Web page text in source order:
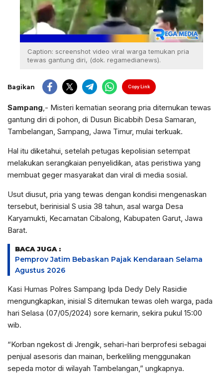
Caption: screenshot video viral warga temukan pria
tewas gantung diri, (dok. regamedianews).
Bagikan Copy Link
Sampang,- Misteri kematian seorang pria ditemukan tewas
gantung diri di pohon, di Dusun Bicabbih Desa Samaran,
Tambelangan, Sampang, Jawa Timur, mulai terkuak.
Hal itu diketahui, setelah petugas kepolisian setempat
melakukan serangkaian penyelidikan, atas peristiwa yang
membuat geger masyarakat dan viral di media sosial.
Usut diusut, pria yang tewas dengan kondisi mengenaskan
tersebut, berinisial S usia 38 tahun, asal warga Desa
Karyamukti, Kecamatan Cibalong, Kabupaten Garut, Jawa
Barat.
BACA JUGA :
Pemprov Jatim Bebaskan Pajak Kendaraan Selama
Agustus 2026
Kasi Humas Polres Sampang Ipda Dedy Dely Rasidie
mengungkapkan, inisial S ditemukan tewas oleh warga, pada
hari Selasa (07/05/2024) sore kemarin, sekira pukul 15:00
wib.
“Korban ngekost di Jrengik, sehari-hari berprofesi sebagai
penjual asesoris dan mainan, berkeliling menggunakan
sepeda motor di wilayah Tambelangan,” ungkapnya.